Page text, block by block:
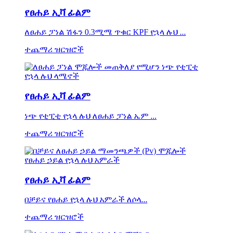
የፀሐይ ኢቫ ፊልም
ለፀሐይ ፓነል ሽፋን 0.3ሚሜ ጥቁር KPF የኋላ ሉህ ...
ተጨማሪ ዝርዝሮች
የፀሐይ ኢቫ ፊልም
ነጭ የቲፒቲ የኋላ ሉህ ለፀሐይ ፓነል ኤም ...
ተጨማሪ ዝርዝሮች
የፀሐይ ኢቫ ፊልም
በቻይና የፀሐይ የኋላ ሉህ አምራች ለሶላ...
ተጨማሪ ዝርዝሮች